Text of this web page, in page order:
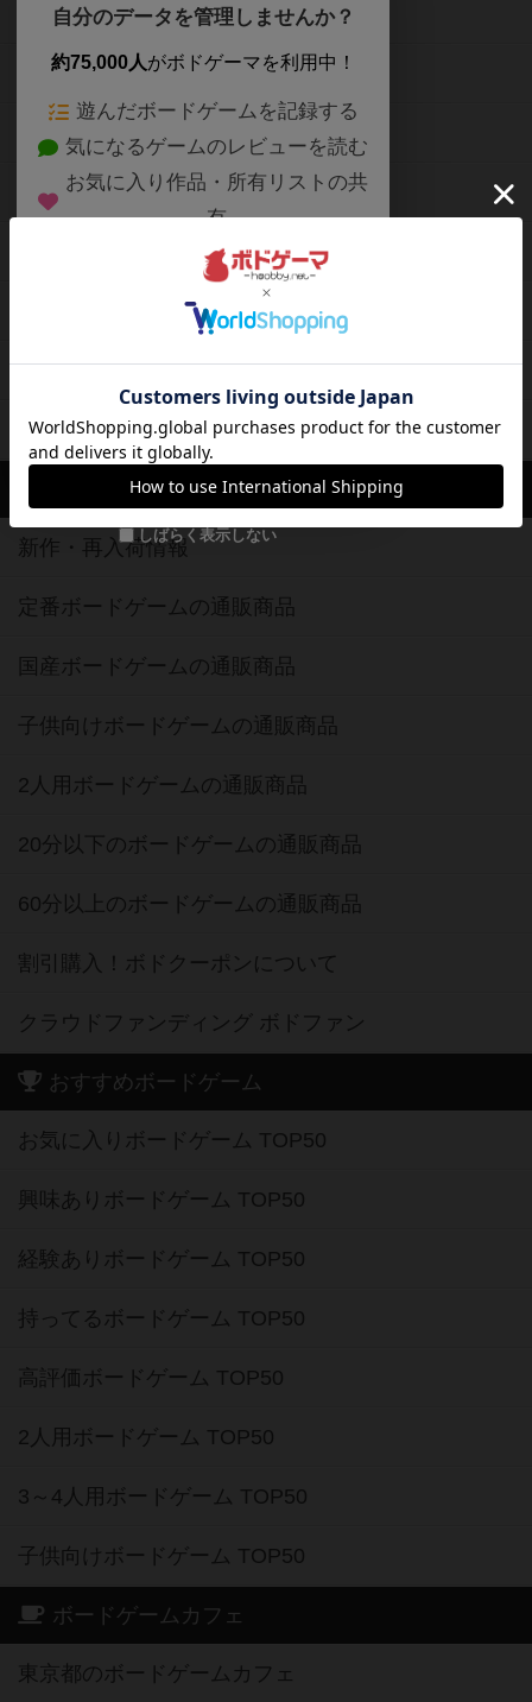
自分のデータを管理しませんか？
約75,000人がボドゲーマを利用中！
遊んだボードゲームを記録する
気になるゲームのレビューを読む
お気に入り作品・所有リストの共
有
ログイン / 会員登録（10秒）
または
メールで会員登録
しばらく表示しない
ボードゲームを検索する
ボードゲームの新着レビュー
ボードゲーム会情報
メカニクス特集
掲示板・トピックス
ボドとも・会員一覧
ボードゲーム業界コラム
ボドゲーマご利用案内
ボードゲーム通販
新作・再入荷情報
定番ボードゲームの通販商品
国産ボードゲームの通販商品
子供向けボードゲームの通販商品
2人用ボードゲームの通販商品
20分以下のボードゲームの通販商品
60分以上のボードゲームの通販商品
割引購入！ボドクーポンについて
クラウドファンディング ボドファン
おすすめボードゲーム
お気に入りボードゲーム TOP50
興味ありボードゲーム TOP50
経験ありボードゲーム TOP50
持ってるボードゲーム TOP50
高評価ボードゲーム TOP50
2人用ボードゲーム TOP50
3～4人用ボードゲーム TOP50
子供向けボードゲーム TOP50
ボードゲームカフェ
東京都のボードゲームカフェ